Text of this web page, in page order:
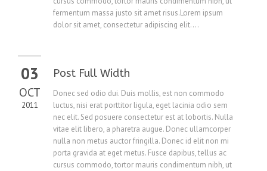
fermentum massa justo sit amet risus.Lorem ipsum
dolor sit amet, consectetur adipiscing elit....
03
OCT
2011
Post Full Width
Donec sed odio dui. Duis mollis, est non commodo
luctus, nisi erat porttitor ligula, eget lacinia odio sem
nec elit. Sed posuere consectetur est at lobortis. Nulla
vitae elit libero, a pharetra augue. Donec ullamcorper
nulla non metus auctor fringilla. Donec id elit non mi
porta gravida at eget metus. Fusce dapibus, tellus ac
cursus commodo, tortor mauris condimentum nibh, ut